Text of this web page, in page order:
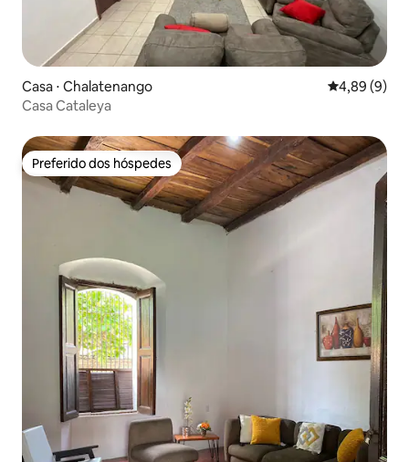
Casa ⋅ Chalatenango 4,89 de uma
4,89 (9)
Casa Cataleya
Preferido dos hóspedes
Preferido dos hóspedes